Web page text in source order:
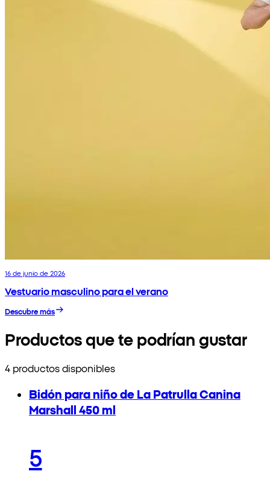
16 de junio de 2026
Vestuario masculino para el verano
Descubre más
Productos que te podrían gustar
4 productos disponibles
Bidón para niño de La Patrulla Canina
Marshall 450 ml
5